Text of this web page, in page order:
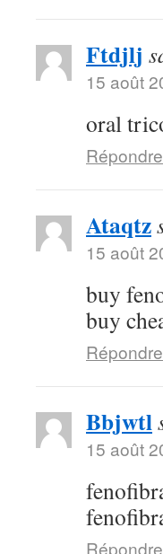
Ftdjlj
15 août
oral
Répondre
Ataqtz
15 août
buy
buy
Répondre
Bbjwtl
15 août
Répondre